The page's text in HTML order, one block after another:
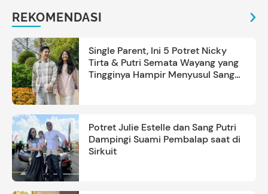
REKOMENDASI
Single Parent, Ini 5 Potret Nicky
Tirta & Putri Semata Wayang yang
Tingginya Hampir Menyusul Sang
Potret Julie Estelle dan Sang Putri
Dampingi Suami Pembalap saat di
Sirkuit